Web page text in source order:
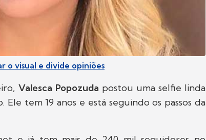
o visual e divide opiniões
Valesca Popozuda postou uma selfie linda
tem 19 anos e está seguindo os passos da